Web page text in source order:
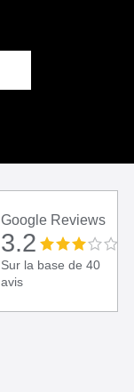
Google Reviews
3.2
Sur la base de 40
avis